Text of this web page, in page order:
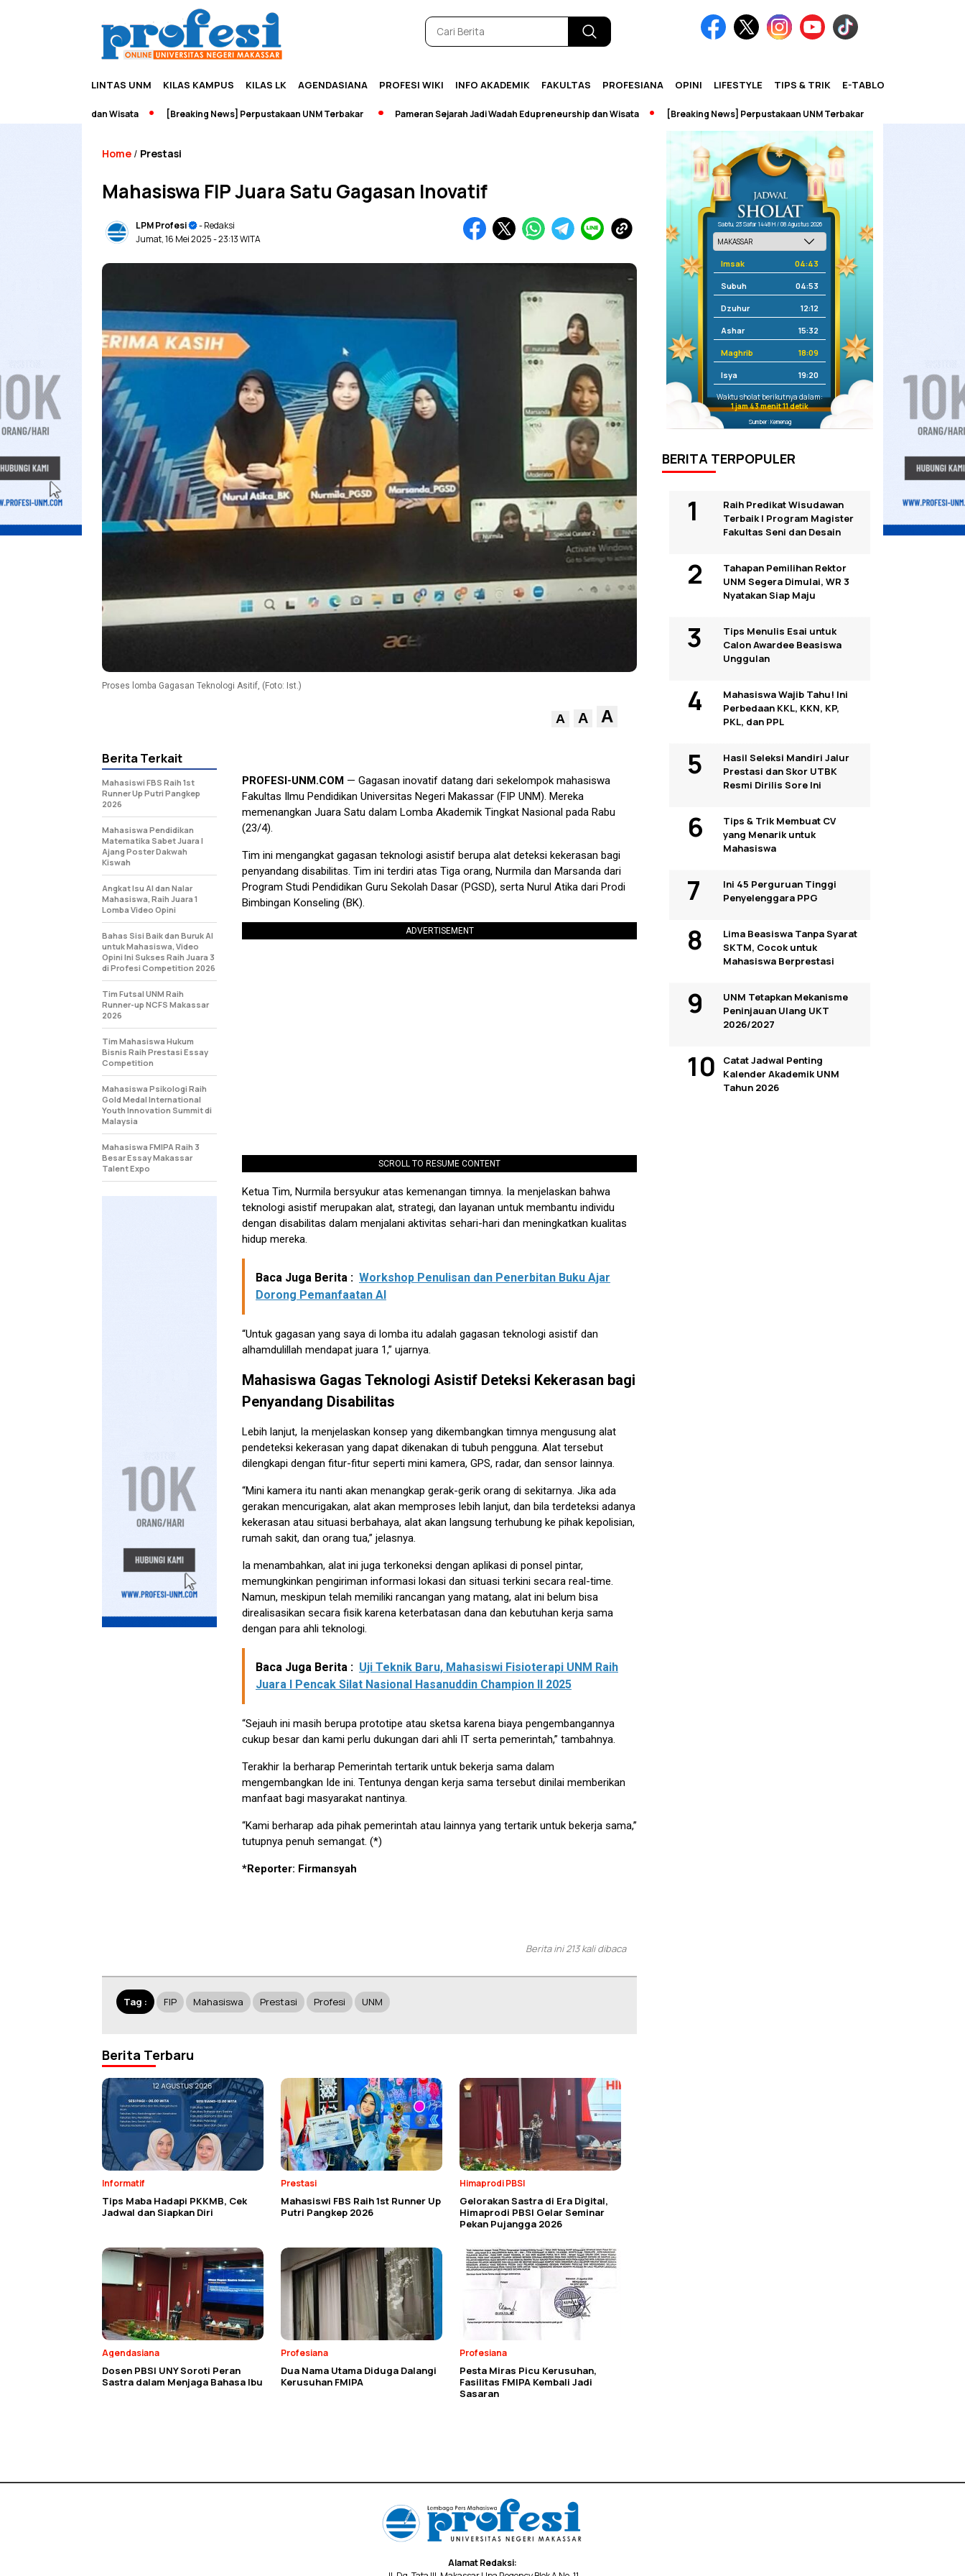
LINTAS UNM KILAS KAMPUS KILAS LK AGENDASIANA PROFESI WIKI INFO AKADEMIK FAKULTAS PROFESIANA OPINI LIFESTYLE TIPS & TRIK E-TABLOID
dan Wisata [Breaking News] Perpustakaan UNM Terbakar Pameran Sejarah Jadi Wadah Edupreneurship dan Wisata [Breaking News] Perpustakaan UNM Terbakar
Home / Prestasi
Mahasiswa FIP Juara Satu Gagasan Inovatif
LPM Profesi
- Redaksi
Jumat, 16 Mei 2025- 23:13 WITA
Proses lomba Gagasan Teknologi Asitif, (Foto: Ist.)
A A A
PROFESI-UNM.COM — Gagasan inovatif datang dari sekelompok mahasiswa
Fakultas Ilmu Pendidikan Universitas Negeri Makassar (FIP UNM). Mereka
memenangkan Juara Satu dalam Lomba Akademik Tingkat Nasional pada Rabu
(23/4).
Tim ini mengangkat gagasan teknologi asistif berupa alat deteksi kekerasan bagi
penyandang disabilitas. Tim ini terdiri atas Tiga orang, Nurmila dan Marsanda dari
Program Studi Pendidikan Guru Sekolah Dasar (PGSD), serta Nurul Atika dari Prodi
Bimbingan Konseling (BK).
ADVERTISEMENT
SCROLL TO RESUME CONTENT
Ketua Tim, Nurmila bersyukur atas kemenangan timnya. Ia menjelaskan bahwa
teknologi asistif merupakan alat, strategi, dan layanan untuk membantu individu
dengan disabilitas dalam menjalani aktivitas sehari-hari dan meningkatkan kualitas
hidup mereka.
Baca Juga Berita : Workshop Penulisan dan Penerbitan Buku Ajar
Dorong Pemanfaatan AI
“Untuk gagasan yang saya di lomba itu adalah gagasan teknologi asistif dan
alhamdulillah mendapat juara 1,” ujarnya.
Mahasiswa Gagas Teknologi Asistif Deteksi Kekerasan bagi
Penyandang Disabilitas
Lebih lanjut, Ia menjelaskan konsep yang dikembangkan timnya mengusung alat
pendeteksi kekerasan yang dapat dikenakan di tubuh pengguna. Alat tersebut
dilengkapi dengan fitur-fitur seperti mini kamera, GPS, radar, dan sensor lainnya.
“Mini kamera itu nanti akan menangkap gerak-gerik orang di sekitarnya. Jika ada
gerakan mencurigakan, alat akan memproses lebih lanjut, dan bila terdeteksi adanya
kekerasan atau situasi berbahaya, alat akan langsung terhubung ke pihak kepolisian,
rumah sakit, dan orang tua,” jelasnya.
Ia menambahkan, alat ini juga terkoneksi dengan aplikasi di ponsel pintar,
memungkinkan pengiriman informasi lokasi dan situasi terkini secara real-time.
Namun, meskipun telah memiliki rancangan yang matang, alat ini belum bisa
direalisasikan secara fisik karena keterbatasan dana dan kebutuhan kerja sama
dengan para ahli teknologi.
Baca Juga Berita : Uji Teknik Baru, Mahasiswi Fisioterapi UNM Raih
Juara I Pencak Silat Nasional Hasanuddin Champion II 2025
“Sejauh ini masih berupa prototipe atau sketsa karena biaya pengembangannya
cukup besar dan kami perlu dukungan dari ahli IT serta pemerintah,” tambahnya.
Terakhir Ia berharap Pemerintah tertarik untuk bekerja sama dalam
mengembangkan Ide ini. Tentunya dengan kerja sama tersebut dinilai memberikan
manfaat bagi masyarakat nantinya.
“Kami berharap ada pihak pemerintah atau lainnya yang tertarik untuk bekerja sama,”
tutupnya penuh semangat. (*)
*Reporter: Firmansyah
Berita Terkait
Mahasiswi FBS Raih 1st
Runner Up Putri Pangkep
2026
Mahasiswa Pendidikan
Matematika Sabet Juara I
Ajang Poster Dakwah
Kiswah
Angkat Isu AI dan Nalar
Mahasiswa, Raih Juara 1
Lomba Video Opini
Bahas Sisi Baik dan Buruk AI
untuk Mahasiswa, Video
Opini Ini Sukses Raih Juara 3
di Profesi Competition 2026
Tim Futsal UNM Raih
Runner-up NCFS Makassar
2026
Tim Mahasiswa Hukum
Bisnis Raih Prestasi Essay
Competition
Mahasiswa Psikologi Raih
Gold Medal International
Youth Innovation Summit di
Malaysia
Mahasiswa FMIPA Raih 3
Besar Essay Makassar
Talent Expo
Berita ini 213 kali dibaca
Tag : FIP Mahasiswa Prestasi Profesi UNM
Berita Terbaru
Informatif
Tips Maba Hadapi PKKMB, Cek
Jadwal dan Siapkan Diri
Prestasi
Mahasiswi FBS Raih 1st Runner Up
Putri Pangkep 2026
Himaprodi PBSI
Gelorakan Sastra di Era Digital,
Himaprodi PBSI Gelar Seminar
Pekan Pujangga 2026
Agendasiana
Dosen PBSI UNY Soroti Peran
Sastra dalam Menjaga Bahasa Ibu
Profesiana
Dua Nama Utama Diduga Dalangi
Kerusuhan FMIPA
Profesiana
Pesta Miras Picu Kerusuhan,
Fasilitas FMIPA Kembali Jadi
Sasaran
Sabtu, 23 Safar 1448 H / 08 Agustus 2026
Imsak 04:43
Subuh 04:53
Dzuhur 12:12
Ashar 15:32
Maghrib 18:09
Isya 19:20
Waktu sholat berikutnya dalam:
1 jam 43 menit 10 detik
Sumber: Kemenag
BERITA TERPOPULER
Raih Predikat Wisudawan
Terbaik I Program Magister
Fakultas Seni dan Desain
Tahapan Pemilihan Rektor
UNM Segera Dimulai, WR 3
Nyatakan Siap Maju
Tips Menulis Esai untuk
Calon Awardee Beasiswa
Unggulan
Mahasiswa Wajib Tahu! Ini
Perbedaan KKL, KKN, KP,
PKL, dan PPL
Hasil Seleksi Mandiri Jalur
Prestasi dan Skor UTBK
Resmi Dirilis Sore Ini
Tips & Trik Membuat CV
yang Menarik untuk
Mahasiswa
Ini 45 Perguruan Tinggi
Penyelenggara PPG
Lima Beasiswa Tanpa Syarat
SKTM, Cocok untuk
Mahasiswa Berprestasi
UNM Tetapkan Mekanisme
Peninjauan Ulang UKT
2026/2027
Catat Jadwal Penting
Kalender Akademik UNM
Tahun 2026
Alamat Redaksi: